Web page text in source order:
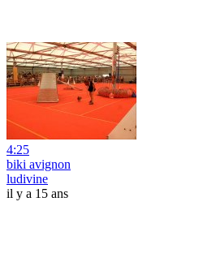
4:25
biki avignon
ludivine
il y a 15 ans